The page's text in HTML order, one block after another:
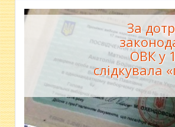
За
ОВК у
слідкувала